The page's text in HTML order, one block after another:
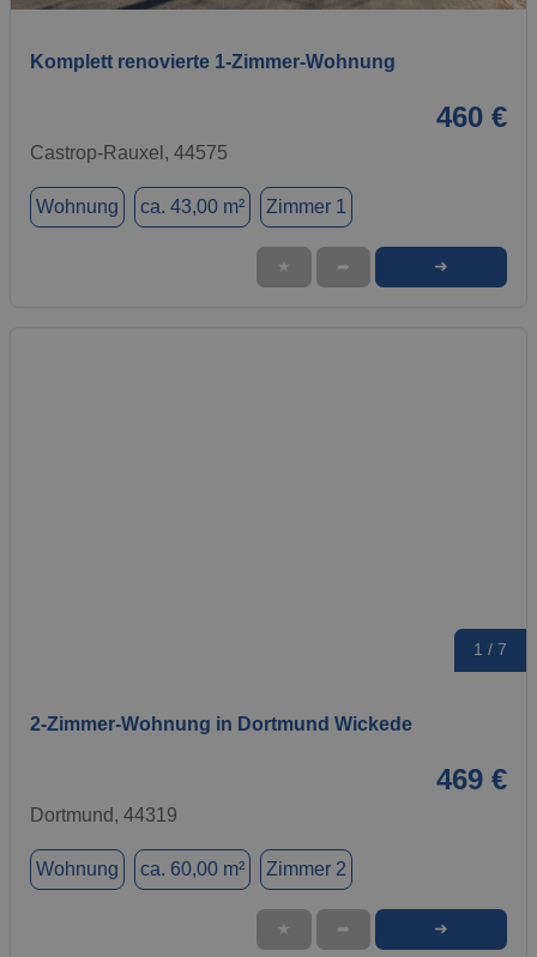
Komplett renovierte 1-Zimmer-Wohnung
460 €
Castrop-Rauxel, 44575
Wohnung ca. 43,00 m² Zimmer 1
★ ➦ ➜
1 / 7
2-Zimmer-Wohnung in Dortmund Wickede
469 €
Dortmund, 44319
Wohnung ca. 60,00 m² Zimmer 2
★ ➦ ➜